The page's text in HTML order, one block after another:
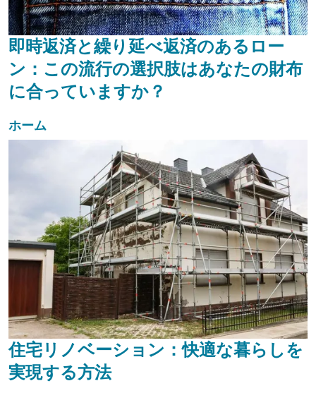
即時返済と繰り延べ返済のあるロー
ン：この流行の選択肢はあなたの財布
に合っていますか？
ホーム
住宅リノベーション：快適な暮らしを
実現する方法